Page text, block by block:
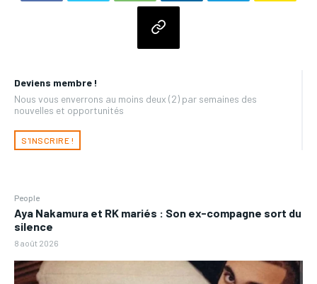
Deviens membre !
Nous vous enverrons au moins deux (2) par semaines des
nouvelles et opportunités
S'INSCRIRE !
People
Aya Nakamura et RK mariés : Son ex-compagne sort du
silence
8 août 2026